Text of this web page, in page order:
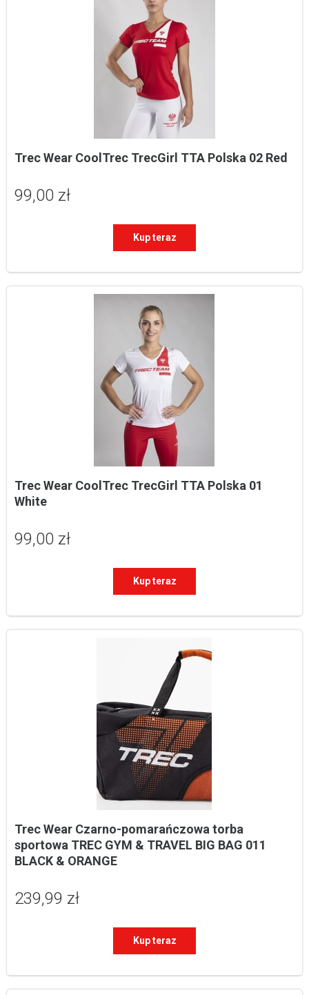
Trec Wear CoolTrec TrecGirl TTA Polska 02 Red
99,00 zł
Kup teraz
Trec Wear CoolTrec TrecGirl TTA Polska 01
White
99,00 zł
Kup teraz
Trec Wear Czarno-pomarańczowa torba
sportowa TREC GYM & TRAVEL BIG BAG 011
BLACK & ORANGE
239,99 zł
Kup teraz